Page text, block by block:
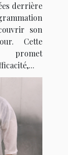
derrière
son
Cette
promet